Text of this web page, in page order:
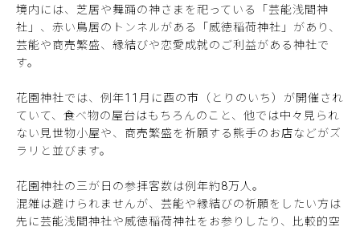
境内には、芝居や舞踊の神さまを祀っている「芸能浅間神
社」、赤い鳥居のトンネルがある「威徳稲荷神社」があり、
芸能や商売繁盛、縁結びや恋愛成就のご利益がある神社で
す。
花園神社では、例年11月に酉の市（とりのいち）が開催され
ていて、食べ物の屋台はもちろんのこと、他では中々見られ
ない見世物小屋や、商売繁盛を祈願する熊手のお店などがズ
ラリと並びます。
花園神社の三が日の参拝客数は例年約8万人。
混雑は避けられませんが、芸能や縁結びの祈願をしたい方は
先に芸能浅間神社や威徳稲荷神社をお参りしたり、比較的空